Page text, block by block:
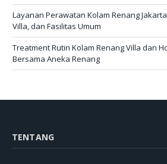
Layanan Perawatan Kolam Renang
Villa, dan Fasilitas Umum
Treatment Rutin Kolam Renang Villa dan
Bersama Aneka Renang
TENTANG